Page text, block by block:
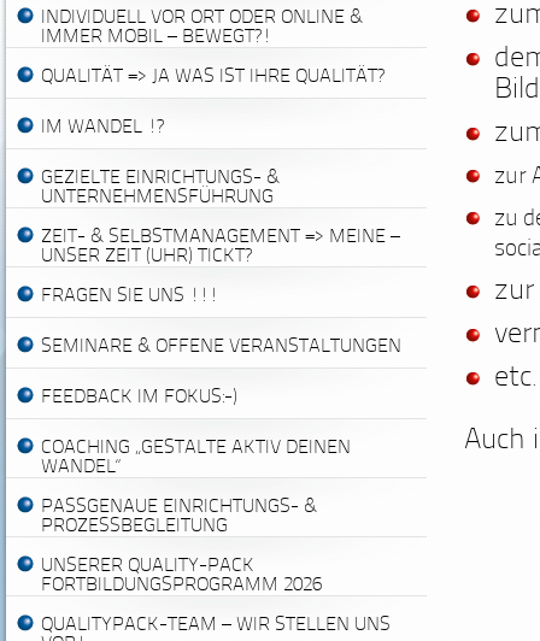
INDIVIDUELL VOR ORT ODER ONLINE &
IMMER MOBIL – BEWEGT?!
QUALITÄT => JA WAS IST IHRE QUALITÄT?
IM WANDEL !?
GEZIELTE EINRICHTUNGS- &
UNTERNEHMENSFÜHRUNG
ZEIT- & SELBSTMANAGEMENT => MEINE –
UNSER ZEIT (UHR) TICKT?
FRAGEN SIE UNS !!!
SEMINARE & OFFENE VERANSTALTUNGEN
FEEDBACK IM FOKUS:-)
COACHING „GESTALTE AKTIV DEINEN
WANDEL“
PASSGENAUE EINRICHTUNGS- &
PROZESSBEGLEITUNG
UNSERER QUALITY-PACK
FORTBILDUNGSPROGRAMM 2026
QUALITYPACK-TEAM – WIR STELLEN UNS
zur
zu
zur
etc.
Auch